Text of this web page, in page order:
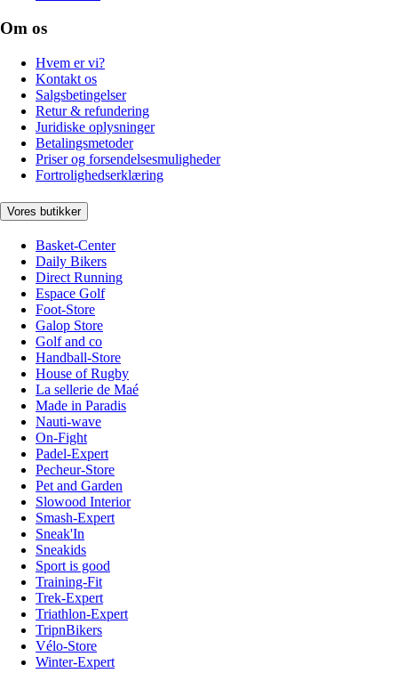
Om os
Hvem er vi?
Kontakt os
Salgsbetingelser
Retur & refundering
Juridiske oplysninger
Betalingsmetoder
Priser og forsendelsesmuligheder
Fortrolighedserklæring
Vores butikker
Basket-Center
Daily Bikers
Direct Running
Espace Golf
Foot-Store
Galop Store
Golf and co
Handball-Store
House of Rugby
La sellerie de Maé
Made in Paradis
Nauti-wave
On-Fight
Padel-Expert
Pecheur-Store
Pet and Garden
Slowood Interior
Smash-Expert
Sneak'In
Sneakids
Sport is good
Training-Fit
Trek-Expert
Triathlon-Expert
TripnBikers
Vélo-Store
Winter-Expert